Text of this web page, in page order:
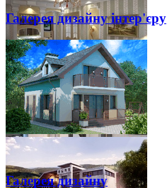
Галерея дизайну інтер'єру
Галерея дизайну